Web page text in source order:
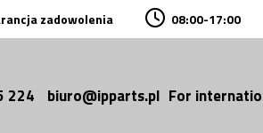
zadowolenia 08:00-17:00
224 biuro@ipparts.pl For